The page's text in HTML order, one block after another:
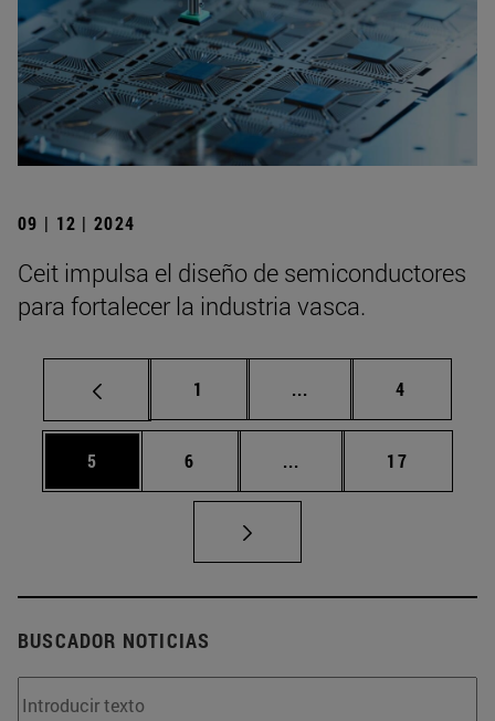
09 | 12 | 2024
Ceit impulsa el diseño de semiconductores
para fortalecer la industria vasca.
Página
1 ... Páginas intermedias
Página
4
Página
5 Página
6 ... Páginas intermedias
Página
17
BUSCADOR NOTICIAS